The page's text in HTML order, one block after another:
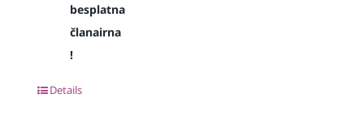
besplatna
članairna
!
Details